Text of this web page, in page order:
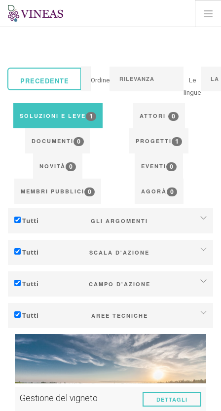
SOLUZIONI E LEVE
PRECEDENTE Ordine
Le
lingue
SOLUZIONI E LEVE 1 ATTORI 0
DOCUMENTI 0 PROGETTI 1
NOVITÀ 0 EVENTI 0
MEMBRI PUBBLICI 0 AGORÀ 0
Tutti GLI ARGOMENTI
Mitigazione (delle emissioni di gas serra)
Tutti SCALA D'AZIONE
Industria, cooperative
Politiche pubbliche
Consumatori
Tutti CAMPO D'AZIONE
Gestione - marketing
Strategia - transizione
Ricerca - Innovazione
Collaborazione - Rafforzamento della capacità
Pianificazione - Strumenti di politica pubblica
Tutti AREE TECNICHE
Suolo
Gestione dell'acqua
Fenologia
Gestione del vigneto DETTAGLI